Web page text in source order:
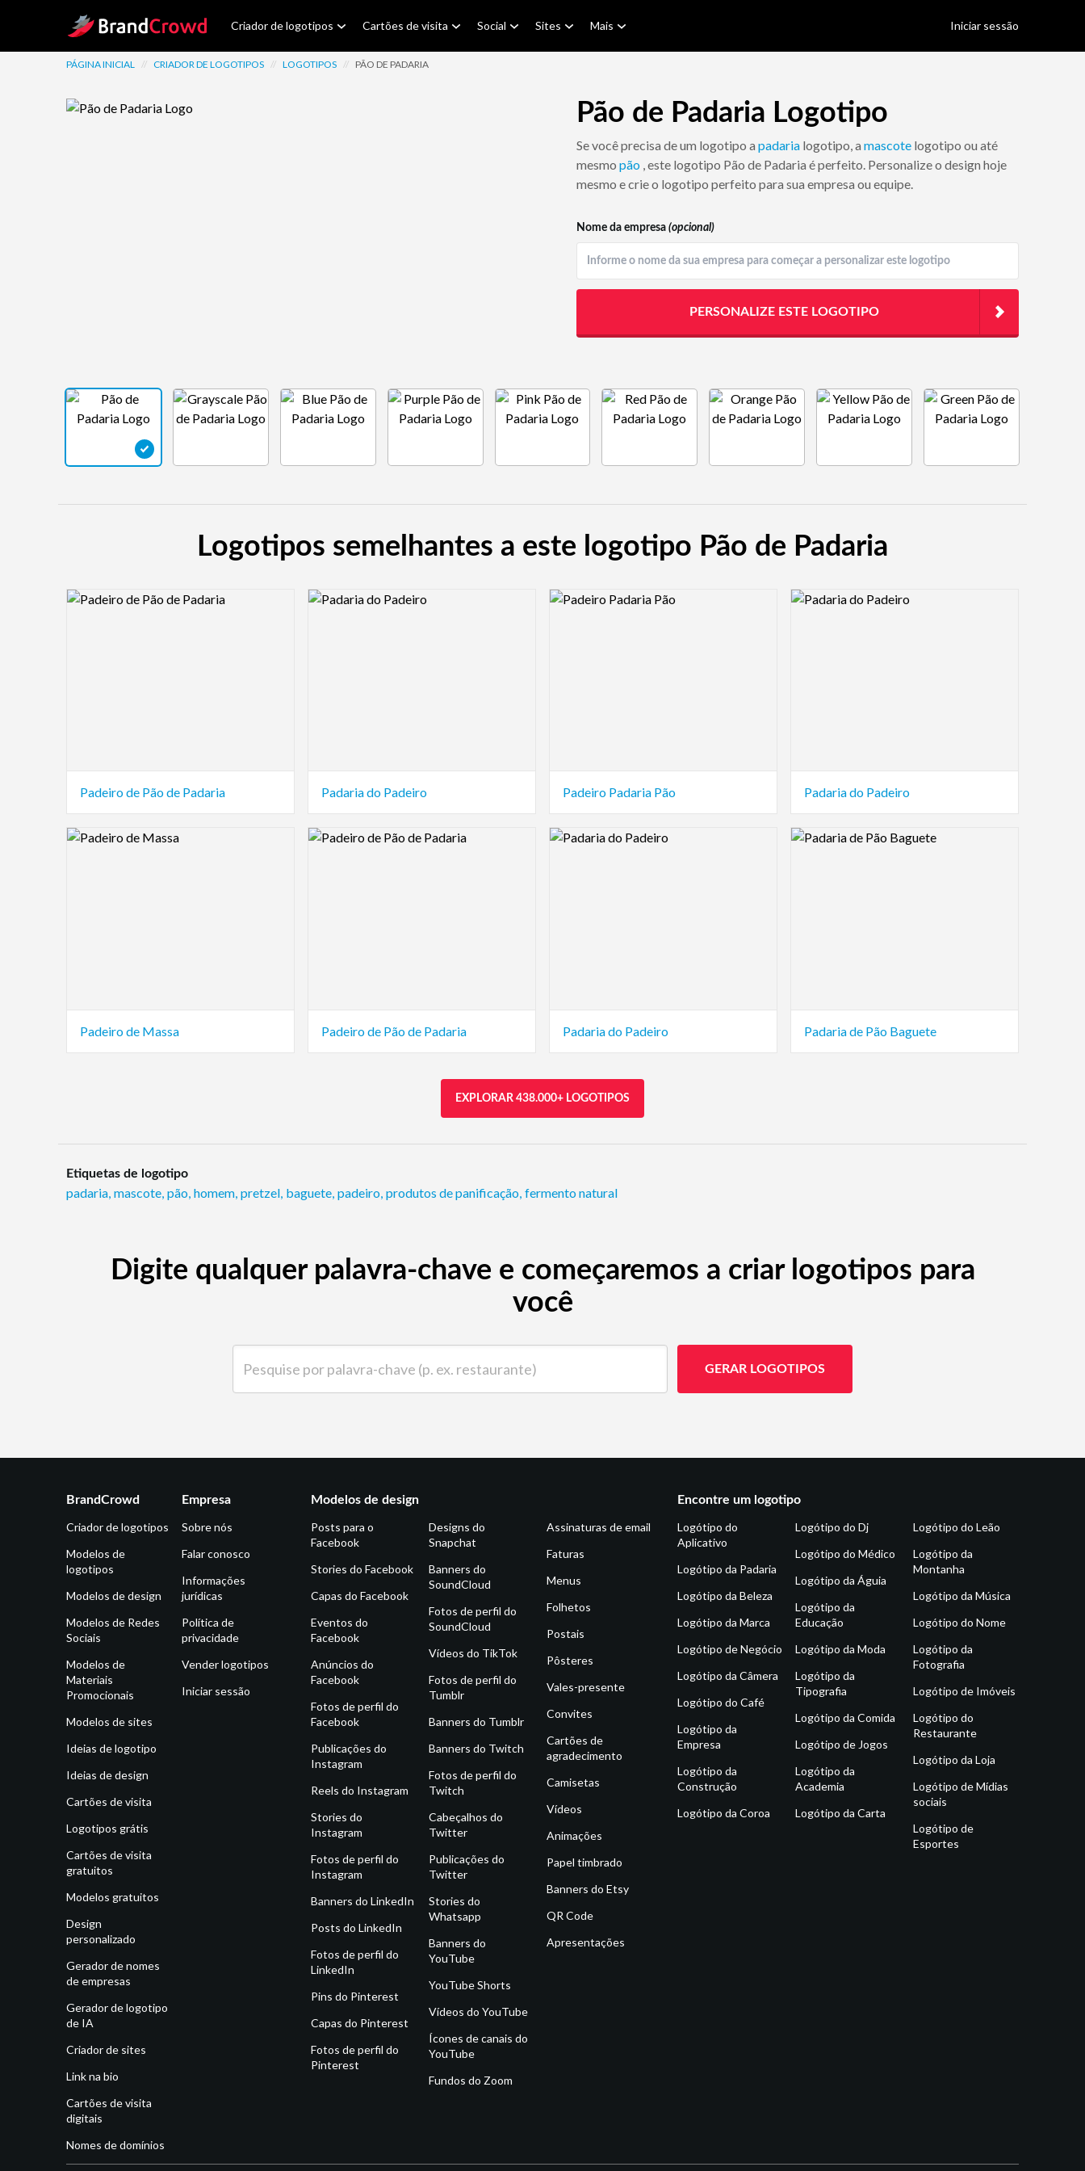
Site Logo Criador de logotipos Cartões de visita Social Sites Mais Iniciar sessão
PÁGINA INICIAL // CRIADOR DE LOGOTIPOS // LOGOTIPOS // PÃO DE PADARIA
Pão de Padaria Logotipo
Se você precisa de um logotipo a padaria logotipo, a mascote logotipo ou até
mesmo pão , este logotipo Pão de Padaria é perfeito. Personalize o design hoje
mesmo e crie o logotipo perfeito para sua empresa ou equipe.
Nome da empresa (opcional)
PERSONALIZE ESTE LOGOTIPO
Logotipos semelhantes a este logotipo Pão de Padaria
Logo Preview Image
Padeiro de Pão de Padaria
Logo Preview Image
Padaria do Padeiro
Logo Preview Image
Padeiro Padaria Pão
Logo Preview Image
Padaria do Padeiro
Logo Preview Image
Padeiro de Massa
Logo Preview Image
Padeiro de Pão de Padaria
Logo Preview Image
Padaria do Padeiro
Logo Preview Image
Padaria de Pão Baguete
EXPLORAR 438.000+ LOGOTIPOS
Etiquetas de logotipo
padaria, mascote, pão, homem, pretzel, baguete, padeiro, produtos de panificação, fermento natural
Digite qualquer palavra-chave e começaremos a criar logotipos para
você
GERAR LOGOTIPOS
BrandCrowd
Criador de logotipos
Modelos de
logotipos
Modelos de design
Modelos de Redes
Sociais
Modelos de
Materiais
Promocionais
Modelos de sites
Ideias de logotipo
Ideias de design
Cartões de visita
Logotipos grátis
Cartões de visita
gratuitos
Modelos gratuitos
Design
personalizado
Gerador de nomes
de empresas
Gerador de logotipo
de IA
Criador de sites
Link na bio
Cartões de visita
digitais
Nomes de domínios
Empresa
Sobre nós
Falar conosco
Informações
jurídicas
Política de
privacidade
Vender logotipos
Iniciar sessão
Modelos de design
Posts para o
Facebook
Stories do Facebook
Capas do Facebook
Eventos do
Facebook
Anúncios do
Facebook
Fotos de perfil do
Facebook
Publicações do
Instagram
Reels do Instagram
Stories do
Instagram
Fotos de perfil do
Instagram
Banners do LinkedIn
Posts do LinkedIn
Fotos de perfil do
LinkedIn
Pins do Pinterest
Capas do Pinterest
Fotos de perfil do
Pinterest
Designs do
Snapchat
Banners do
SoundCloud
Fotos de perfil do
SoundCloud
Vídeos do TikTok
Fotos de perfil do
Tumblr
Banners do Tumblr
Banners do Twitch
Fotos de perfil do
Twitch
Cabeçalhos do
Twitter
Publicações do
Twitter
Stories do
Whatsapp
Banners do
YouTube
YouTube Shorts
Vídeos do YouTube
Ícones de canais do
YouTube
Fundos do Zoom
Assinaturas de email
Faturas
Menus
Folhetos
Postais
Pôsteres
Vales-presente
Convites
Cartões de
agradecimento
Camisetas
Vídeos
Animações
Papel timbrado
Banners do Etsy
QR Code
Apresentações
Encontre um logotipo
Logótipo do
Aplicativo
Logótipo da Padaria
Logótipo da Beleza
Logótipo da Marca
Logótipo de Negócio
Logótipo da Câmera
Logótipo do Café
Logótipo da
Empresa
Logótipo da
Construção
Logótipo da Coroa
Logótipo do Dj
Logótipo do Médico
Logótipo da Águia
Logótipo da
Educação
Logótipo da Moda
Logótipo da
Tipografia
Logótipo da Comida
Logótipo de Jogos
Logótipo da
Academia
Logótipo da Carta
Logótipo do Leão
Logótipo da
Montanha
Logótipo da Música
Logótipo do Nome
Logótipo da
Fotografia
Logótipo de Imóveis
Logótipo do
Restaurante
Logótipo da Loja
Logótipo de Mídias
sociais
Logótipo de
Esportes